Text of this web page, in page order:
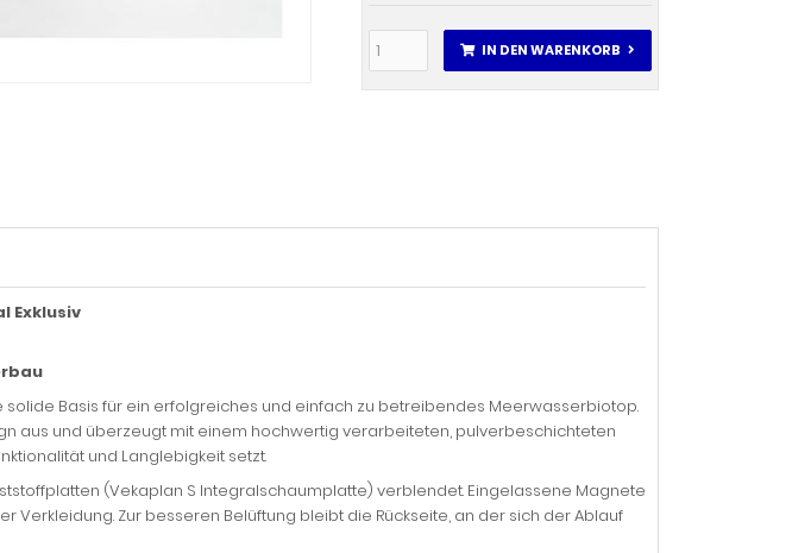
IN DEN WARENKORB
Exklusiv
Basis für ein erfolgreiches und einfach zu betreibendes Meerwasserbiotop.
aus und überzeugt mit einem hochwertig verarbeiteten, pulverbeschichteten
und Langlebigkeit setzt.
(Vekaplan S Integralschaumplatte) verblendet. Eingelassene Magnete
Verkleidung. Zur besseren Belüftung bleibt die Rückseite, an der sich der Ablauf